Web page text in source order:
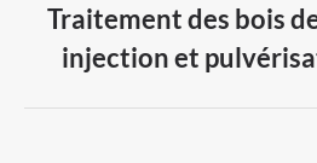
Next
Traitement des bois
injection et